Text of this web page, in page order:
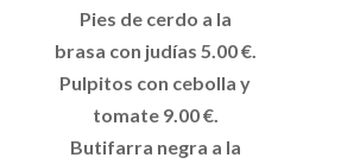
Pies de cerdo a la
brasa con judías 5.00 €.
Pulpitos con cebolla y
tomate 9.00 €.
Butifarra negra a la